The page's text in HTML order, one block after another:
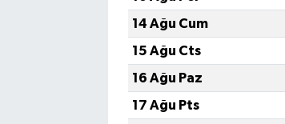
14 Ağu Cum
15 Ağu Cts
16 Ağu Paz
17 Ağu Pts